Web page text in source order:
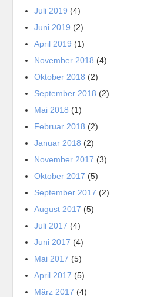
Juli 2019 (4)
Juni 2019 (2)
April 2019 (1)
November 2018 (4)
Oktober 2018 (2)
September 2018 (2)
Mai 2018 (1)
Februar 2018 (2)
Januar 2018 (2)
November 2017 (3)
Oktober 2017 (5)
September 2017 (2)
August 2017 (5)
Juli 2017 (4)
Juni 2017 (4)
Mai 2017 (5)
April 2017 (5)
März 2017 (4)